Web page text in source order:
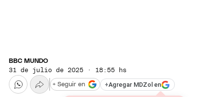
BBC MUNDO
31 de julio de 2025 · 18:55 hs
+Agregar MDZol en
+ Seguir en